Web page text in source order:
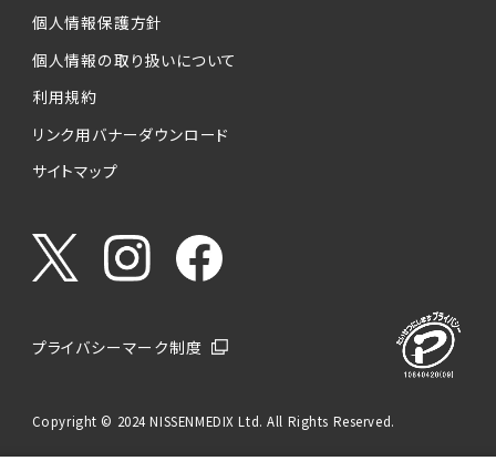
個人情報保護方針
個人情報の取り扱いについて
利用規約
リンク用バナーダウンロード
サイトマップ
プライバシーマーク制度
Copyright © 2024 NISSENMEDIX Ltd. All Rights Reserved.